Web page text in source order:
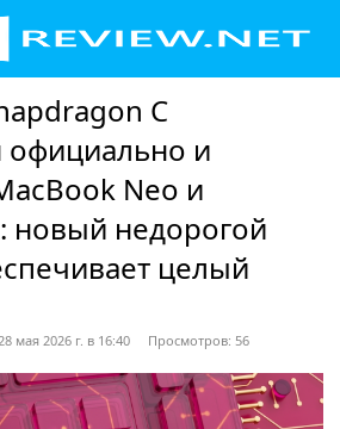
C
официально и
Neo и
новый недорогой
целый
мая 2026 г. в 16:40 Просмотров: 56